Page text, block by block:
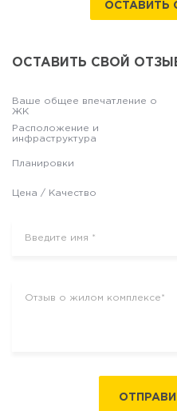
ОСТАВИТЬ
ОСТАВИТЬ СВОЙ
Ваше общее впечатление о
ЖК
Расположение и
инфраструктура
Планировки
Цена / Качество